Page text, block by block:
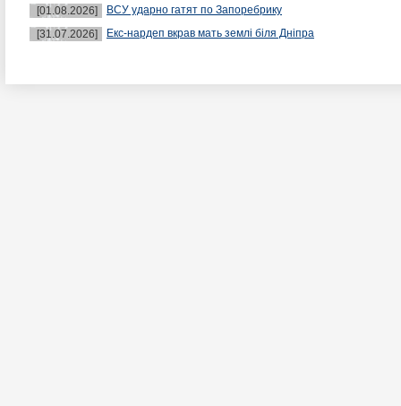
[01.08.2026]
ВСУ ударно гатят по Запоребрику
[31.07.2026]
Екс-нардеп вкрав мать землі біля Дніпра